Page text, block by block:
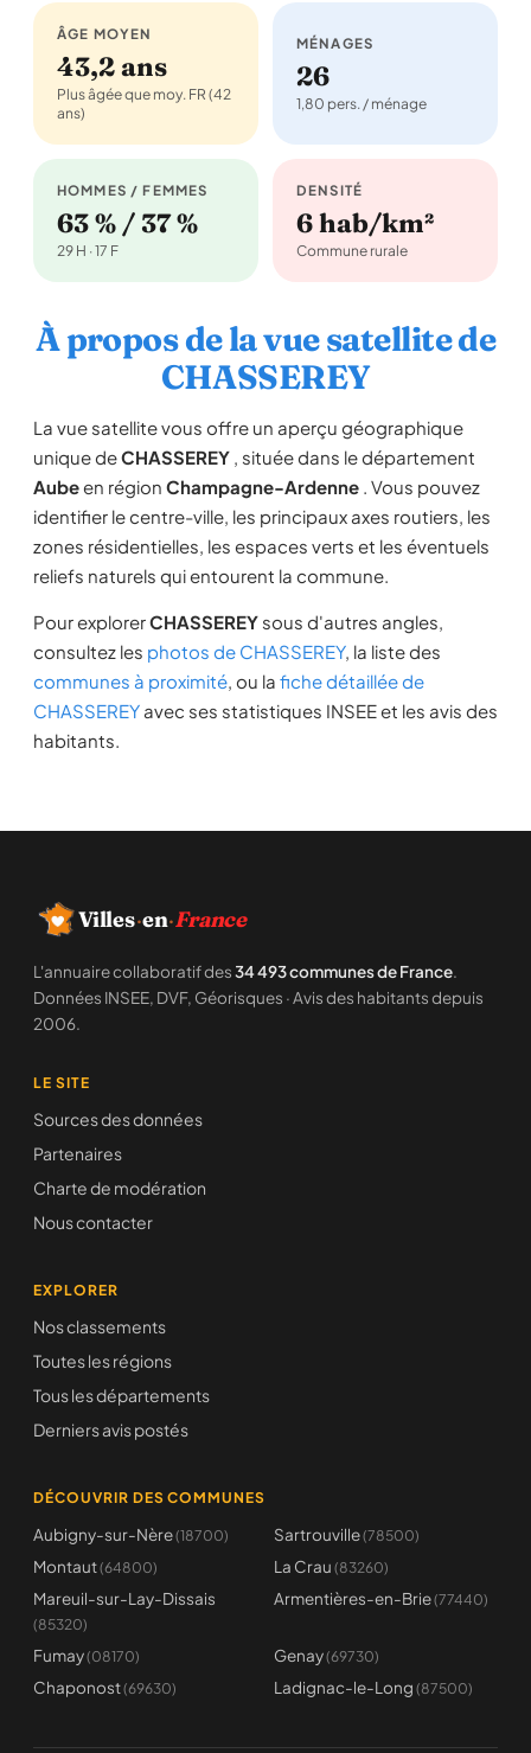
ÂGE MOYEN
43,2 ans
Plus âgée que moy. FR (42
ans)
MÉNAGES
26
1,80 pers. / ménage
HOMMES / FEMMES
63 % / 37 %
29 H · 17 F
DENSITÉ
6 hab/km²
Commune rurale
À propos de la vue satellite de
CHASSEREY
La vue satellite vous offre un aperçu géographique
unique deCHASSEREY , située dans le département
Aubeen région Champagne-Ardenne . Vous pouvez
identifier le centre-ville, les principaux axes routiers, les
zones résidentielles, les espaces verts et les éventuels
reliefs naturels qui entourent la commune.
Pour explorerCHASSEREY sous d'autres angles,
consultez les photos de CHASSEREY, la liste des
communes à proximité, ou la fiche détaillée de
CHASSEREY avec ses statistiques INSEE et les avis des
habitants.
Villes·en·France
L'annuaire collaboratif des34 493 communes de France.
Données INSEE, DVF, Géorisques · Avis des habitants depuis
2006.
LE SITE
Sources des données
Partenaires
Charte de modération
Nous contacter
EXPLORER
Nos classements
Toutes les régions
Tous les départements
Derniers avis postés
DÉCOUVRIR DES COMMUNES
Aubigny-sur-Nère(18700) Sartrouville(78500)
Montaut(64800) La Crau (83260)
Mareuil-sur-Lay-Dissais
(85320)
Armentières-en-Brie(77440)
Fumay(08170) Genay(69730)
Chaponost(69630) Ladignac-le-Long (87500)